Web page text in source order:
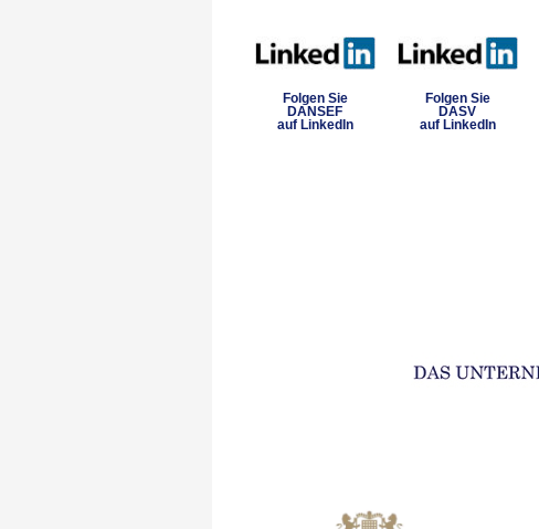
Folgen Sie
DANSEF
auf LinkedIn
Folgen Sie
DASV
auf LinkedIn